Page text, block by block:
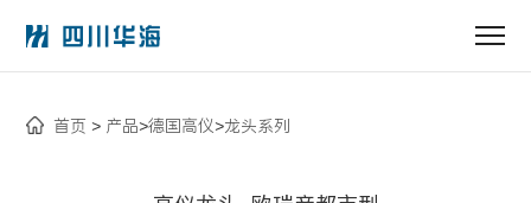
首页 > 产品>德国高仪>龙头系列